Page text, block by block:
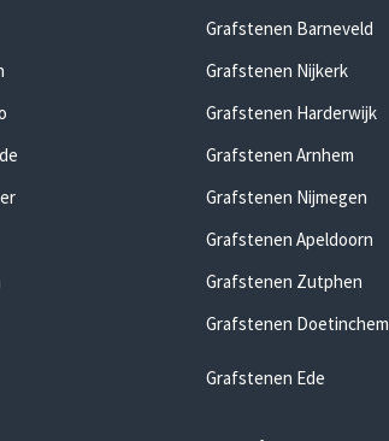
Grafstenen Barneveld
Grafstenen Nijkerk
Grafstenen Harderwijk
Grafstenen Arnhem
Grafstenen Nijmegen
Grafstenen Apeldoorn
Grafstenen Zutphen
Grafstenen Doetinchem
Grafstenen Ede